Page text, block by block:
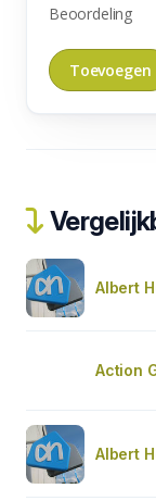
Beoordeling
Albert
Action
Albert